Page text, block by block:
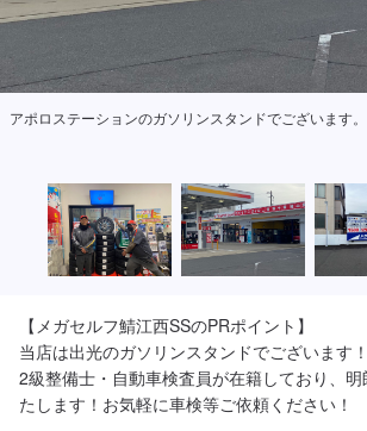
アポロステーションのガソリンスタンドでございます。
【メガセルフ鯖江西SSのPRポイント】
当店は出光のガソリンスタンドでございます！
2級整備士・自動車検査員が在籍しており、
たします！お気軽に車検等ご依頼ください！